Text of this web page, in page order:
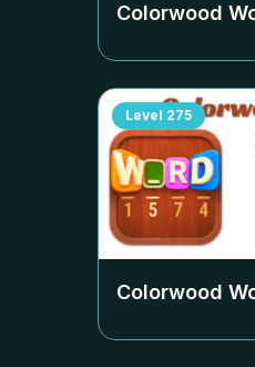
Colorwood
Level 275
Colorwood